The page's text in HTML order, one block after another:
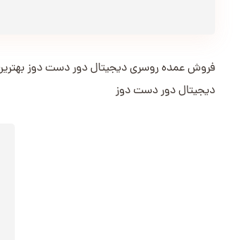
فروش عمده روسری دیجیتال دور دست دوز
دیجیتال دور دست دوز